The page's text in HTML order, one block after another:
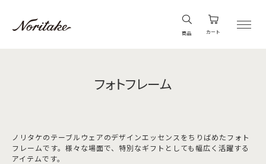
商品 カート
フォトフレーム
ノリタケのテーブルウェアのデザインエッセンスをちりばめたフォト
フレームです。様々な場面で、特別なギフトとしても幅広く活躍する
アイテムです。